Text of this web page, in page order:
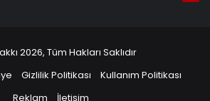
2026, Tüm Hakları Saklıdır
Gizlilik Politikası
Kullanım Politikası
Reklam
İletişim